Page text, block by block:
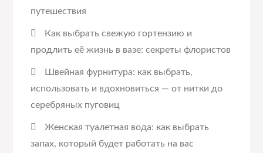
путешествия
Как выбрать свежую гортензию и
продлить её жизнь в вазе: секреты флористов
Швейная фурнитура: как выбрать,
использовать и вдохновиться — от нитки до
серебряных пуговиц
Женская туалетная вода: как выбрать
запах, который будет работать на вас